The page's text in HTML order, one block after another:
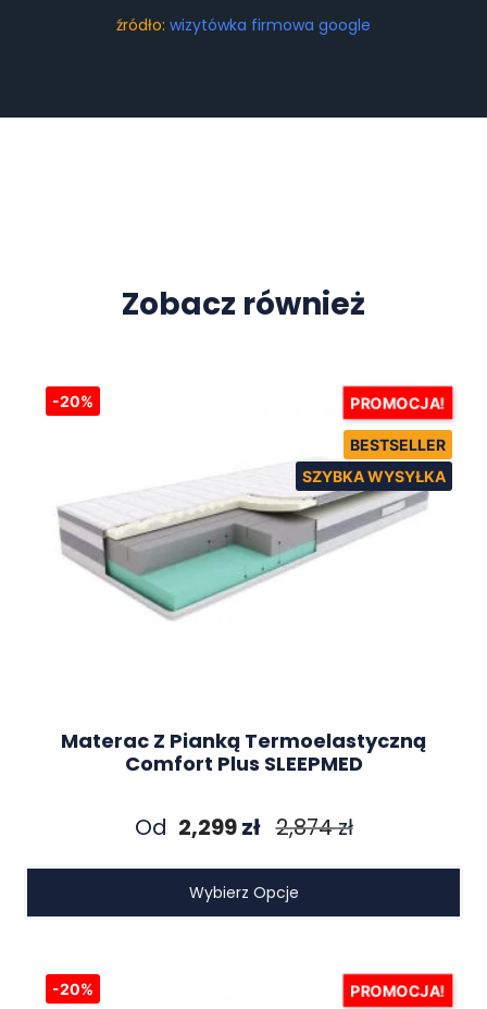
źródło: wizytówka firmowa google
Zobacz również
PROMOCJA!
Materac Z Pianką Termoelastyczną
Comfort Plus SLEEPMED
Od 2,299zł 2,874zł
-20%
Wybierz Opcje
PROMOCJA!
-20%